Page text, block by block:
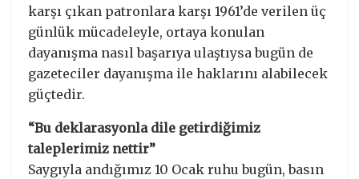
karşı çıkan patronlara karşı 1961’de verilen üç
günlük mücadeleyle, ortaya konulan
dayanışma nasıl başarıya ulaştıysa bugün de
gazeteciler dayanışma ile haklarını alabilecek
güçtedir.
“Bu deklarasyonla dile getirdiğimiz
taleplerimiz nettir”
Saygıyla andığımız 10 Ocak ruhu bugün, basın